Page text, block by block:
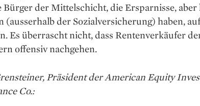
Bürger der Mittelschicht, die Ersparnisse, aber
(ausserhalb der Sozialversicherung) haben,
Es überrascht nicht, dass Rentenverkäufer
offensiv nachgehen.
Präsident der American Equity
Co.: